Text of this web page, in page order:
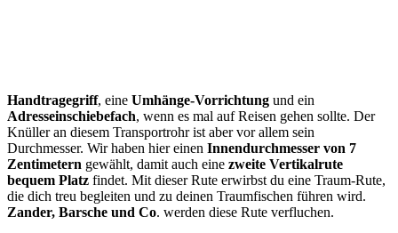
Handtragegriff, eine Umhänge-Vorrichtung und ein
Adresseinschiebefach, wenn es mal auf Reisen gehen sollte. Der
Knüller an diesem Transportrohr ist aber vor allem sein
Durchmesser. Wir haben hier einen Innendurchmesser von 7
Zentimetern gewählt, damit auch eine zweite Vertikalrute
bequem Platz findet. Mit dieser Rute erwirbst du eine Traum-Rute,
die dich treu begleiten und zu deinen Traumfischen führen wird.
Zander, Barsche und Co. werden diese Rute verfluchen.